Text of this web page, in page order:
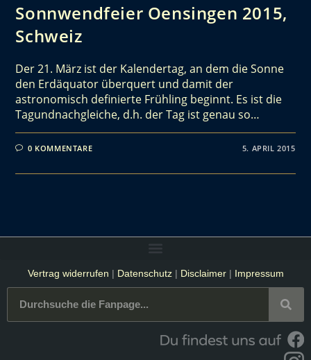
Sonnwendfeier Oensingen 2015,
Schweiz
Der 21. März ist der Kalendertag, an dem die Sonne
den Erdäquator überquert und damit der
astronomisch definierte Frühling beginnt. Es ist die
Tagundnachgleiche, d.h. der Tag ist genau so…
0 KOMMENTARE 5. APRIL 2015
Vertrag widerrufen | Datenschutz| Disclaimer| Impressum